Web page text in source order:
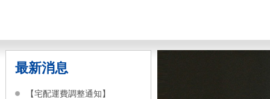
最新消息
【宅配運費調整通知】